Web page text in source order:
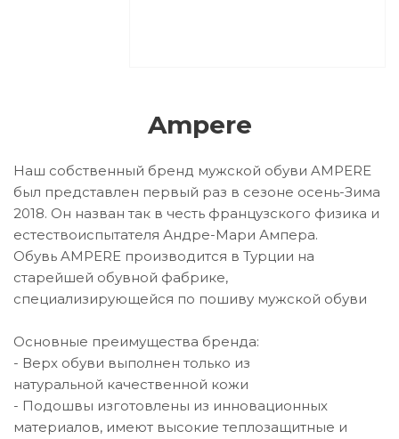
Ampere
Наш собственный бренд мужской обуви AMPERE
был представлен первый раз в сезоне осень-Зима
2018. Он назван так в честь французского физика и
естествоиспытателя Андре-Мари Ампера.
Обувь AMPERE производится в Турции на
старейшей обувной фабрике,
специализирующейся по пошиву мужской обуви
Основные преимущества бренда:
- Верх обуви выполнен только из
натуральной качественной кожи
- Подошвы изготовлены из инновационных
материалов, имеют высокие теплозащитные и